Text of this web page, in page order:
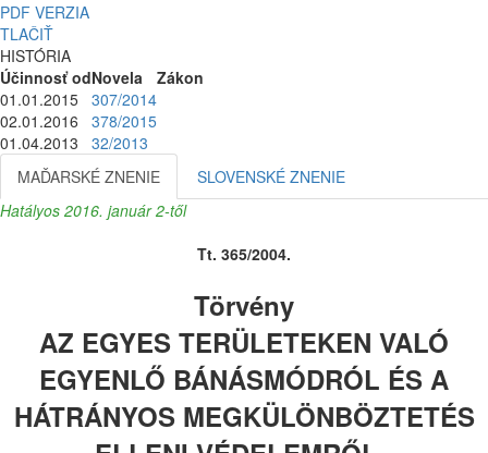
PDF VERZIA
TLAČIŤ
HISTÓRIA
Účinnosť odNovela
Zákon
01.01.2015 307/2014
02.01.2016
378/2015
01.04.2013
32/2013
MAĎARSKÉ ZNENIE
SLOVENSKÉ ZNENIE
Hatályos 2016. január 2-től
Tt. 365/2004.
Törvény
AZ EGYES TERÜLETEKEN VALÓ
EGYENLŐ BÁNÁSMÓDRÓL ÉS A
HÁTRÁNYOS MEGKÜLÖNBÖZTETÉS